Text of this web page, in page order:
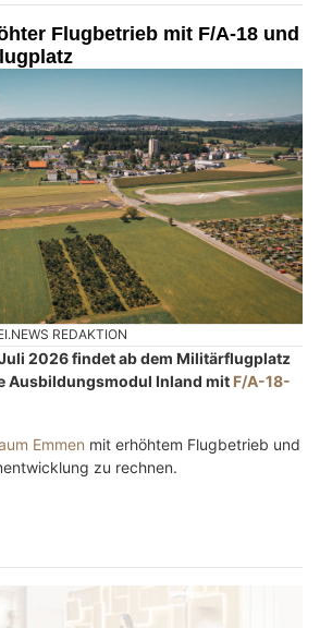
Flugbetrieb mit F/A-18 und
REDAKTION
2026 findet ab dem Militärflugplatz
Ausbildungsmodul Inland mit F/A-18-
Emmen mit erhöhtem Flugbetrieb und
zu rechnen.